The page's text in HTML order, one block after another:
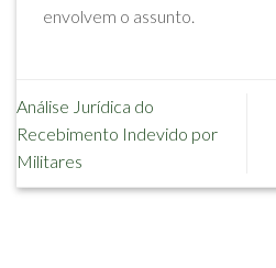
envolvem o assunto.
Análise Jurídica do
Recebimento Indevido por
Militares